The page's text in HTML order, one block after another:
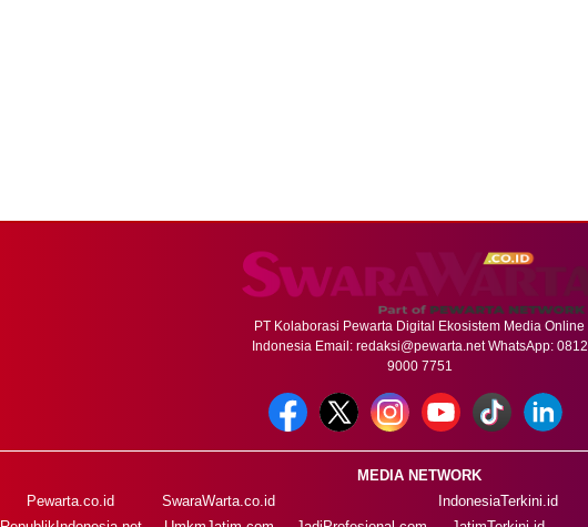
PT Kolaborasi Pewarta Digital Ekosistem Media Online
Indonesia Email: redaksi@pewarta.netWhatsApp: 0812
9000 7751
MEDIA NETWORK
Pewarta.co.id
SwaraWarta.co.id
IndonesiaTerkini.id